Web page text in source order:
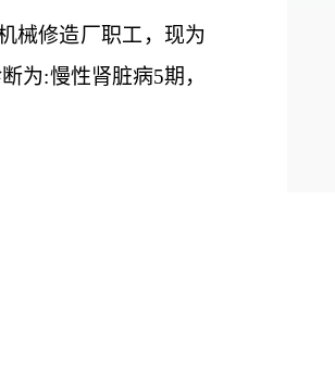
械修造厂职工，现为
为:慢性肾脏病5期，